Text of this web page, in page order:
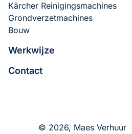
Stoomreinigers
Kärcher Reinigingsmachines
Grondverzetmachines
Bouw
Werkwijze
Contact
© 2026, Maes Verhuur |